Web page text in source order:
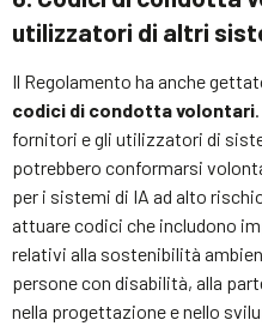
utilizzatori di altri
Il Regolamento ha anche
codici di condotta volontari
fornitori e gli utilizzatori di
potrebbero conformarsi
per i sistemi di IA ad alto
attuare codici che includono
relativi alla sostenibilità
persone con disabilità, alla
nella progettazione e nello